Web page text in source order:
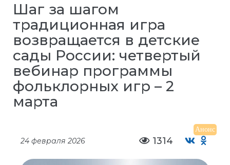
Шаг за шагом
традиционная игра
возвращается в детские
сады России: четвертый
вебинар программы
фольклорных игр – 2
марта
Анонс
24 февраля 2026 1314